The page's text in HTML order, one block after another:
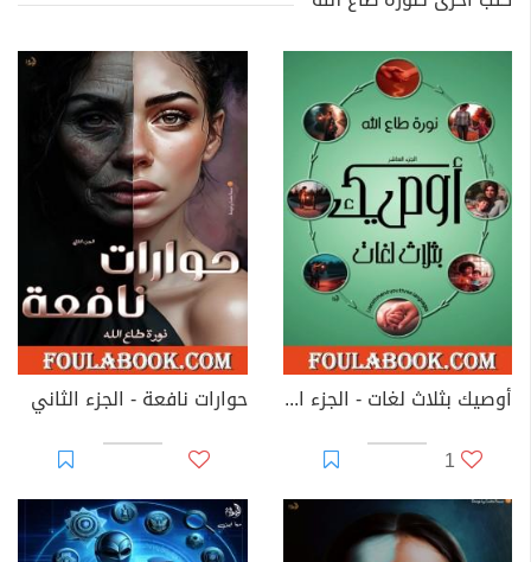
أوصيك بثلاث لغات - الجزء العاشر
1
حوارات نافعة - الجزء الثاني